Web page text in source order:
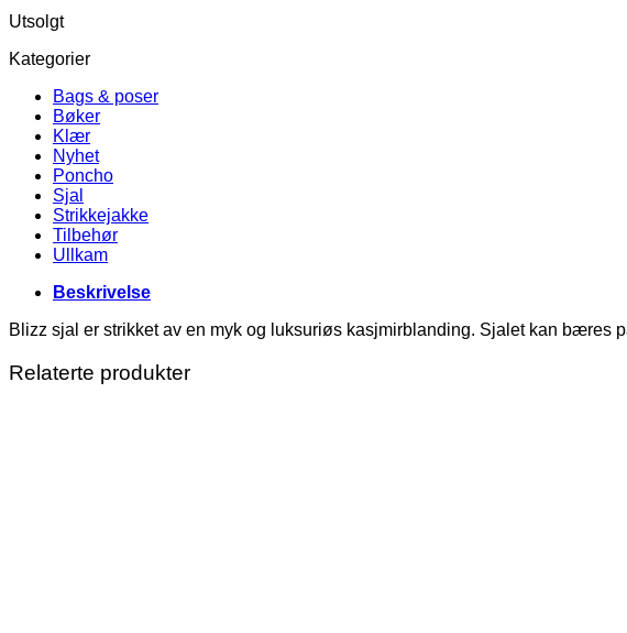
Utsolgt
Kategorier
Bags & poser
Bøker
Klær
Nyhet
Poncho
Sjal
Strikkejakke
Tilbehør
Ullkam
Beskrivelse
Blizz sjal er strikket av en myk og luksuriøs kasjmirblanding. Sjalet kan bæres
Relaterte produkter